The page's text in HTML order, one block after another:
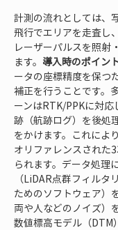
計測の流れとしては、
飛行でエリアを走査し
レーザーパルスを照射
ます。 導入時のポイン
ータの座標精度を保つ
補正を行うことです。
ーンはRTK/PPKに対
跡（航跡ログ）を後処
をかけます。これによ
オリファレンスされた
られます。データ処理
（LiDAR点群フィルタ
ためのソフトウェア）
両や人などのノイズ）
数値標高モデル（DTM